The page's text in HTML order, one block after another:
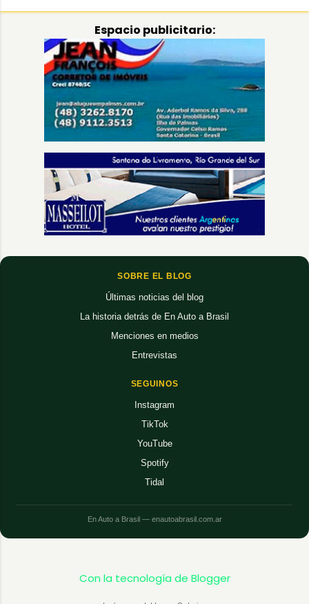
Espacio publicitario:
SOBRE EL BLOG
Últimas noticias del blog
La historia detrás de En Auto a Brasil
Menciones en medios
Entrevistas
SEGUINOS
Instagram
TikTok
YouTube
Spotify
Tidal
En Auto a Brasil — enautoabrasil.com.ar
Con la tecnología de Blogger